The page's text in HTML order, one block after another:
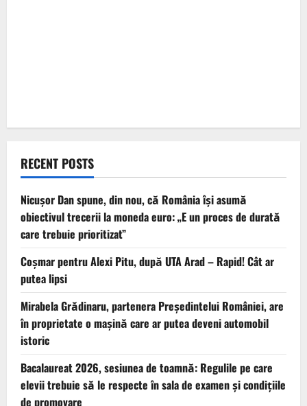
RECENT POSTS
Nicușor Dan spune, din nou, că România își asumă
obiectivul trecerii la moneda euro: „E un proces de durată
care trebuie prioritizat”
Coșmar pentru Alexi Pitu, după UTA Arad – Rapid! Cât ar
putea lipsi
Mirabela Grădinaru, partenera Președintelui României, are
în proprietate o mașină care ar putea deveni automobil
istoric
Bacalaureat 2026, sesiunea de toamnă: Regulile pe care
elevii trebuie să le respecte în sala de examen și condițiile
de promovare